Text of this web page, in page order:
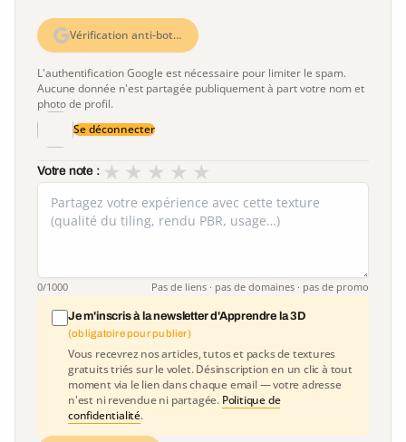
Vérification anti-bot…
L'authentification Google est nécessaire pour limiter le spam.
Aucune donnée n'est partagée publiquement à part votre nom et
photo de profil.
Se déconnecter
Votre note : ★
★
★
★
★
0/1000 Pas de liens · pas de domaines · pas de promo
Je m'inscris à la newsletter d'Apprendre la 3D
(obligatoire pour publier)
Vous recevrez nos articles, tutos et packs de textures
gratuits triés sur le volet. Désinscription en un clic à tout
moment via le lien dans chaque email — votre adresse
n'est ni revendue ni partagée. Politique de
confidentialité.